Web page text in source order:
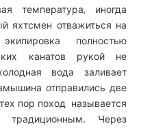
температура, иногда
яхтсмен отважиться на
полностью
канатов рукой не
вода заливает
отправились две
пор поход называется
Через